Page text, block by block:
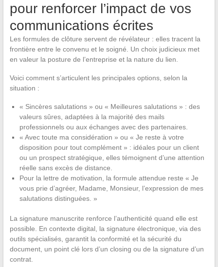
pour renforcer l’impact de vos
communications écrites
Les formules de clôture servent de révélateur : elles tracent la
frontière entre le convenu et le soigné. Un choix judicieux met
en valeur la posture de l’entreprise et la nature du lien.
Voici comment s’articulent les principales options, selon la
situation :
« Sincères salutations » ou « Meilleures salutations » : des
valeurs sûres, adaptées à la majorité des mails
professionnels ou aux échanges avec des partenaires.
« Avec toute ma considération » ou « Je reste à votre
disposition pour tout complément » : idéales pour un client
ou un prospect stratégique, elles témoignent d’une attention
réelle sans excès de distance.
Pour la lettre de motivation, la formule attendue reste « Je
vous prie d’agréer, Madame, Monsieur, l’expression de mes
salutations distinguées. »
La signature manuscrite renforce l’authenticité quand elle est
possible. En contexte digital, la signature électronique, via des
outils spécialisés, garantit la conformité et la sécurité du
document, un point clé lors d’un closing ou de la signature d’un
contrat.